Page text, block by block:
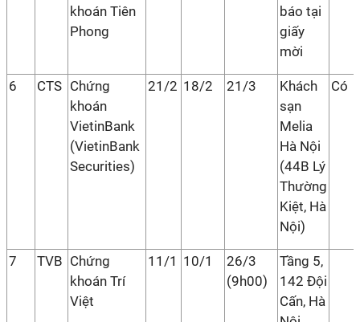
khoán Tiên
Phong
báo tại
giấy
mời
6 CTS Chứng
khoán
VietinBank
(VietinBank
Securities)
21/2 18/2 21/3
Khách
sạn
Melia
Hà Nội
(44B Lý
Thường
Kiệt, Hà
Nội)
Có
7 TVB Chứng
khoán Trí
Việt
11/1 10/1
26/3
(9h00)
Tầng 5,
142 Đội
Cấn, Hà